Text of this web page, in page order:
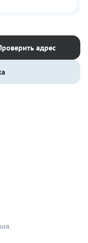
адрес